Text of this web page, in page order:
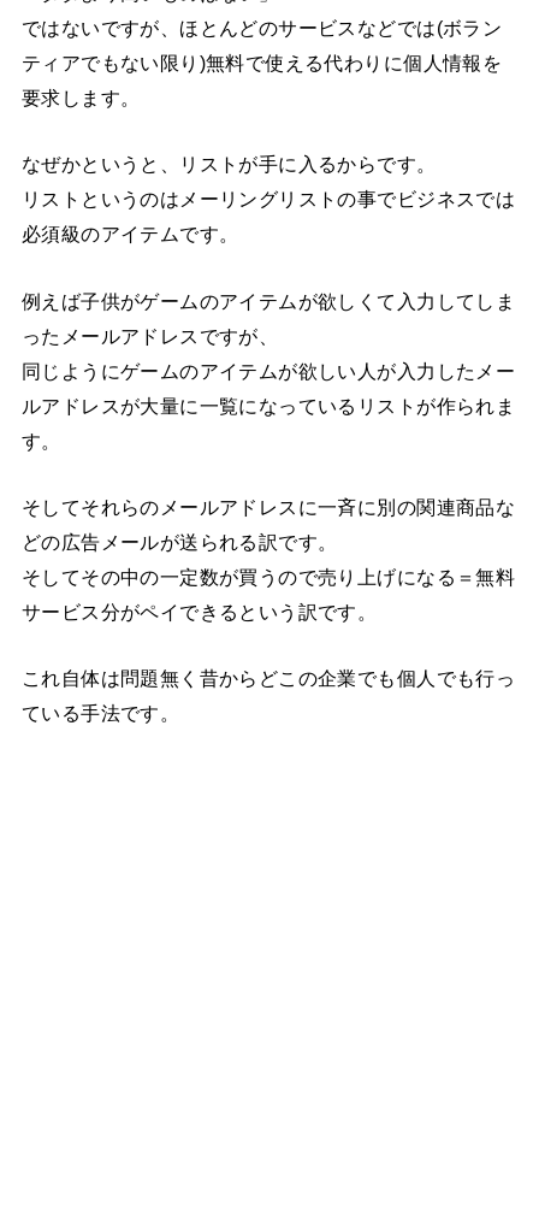
ではないですが、ほとんどのサービスなどでは(ボラン
ティアでもない限り)無料で使える代わりに個人情報を
要求します。
なぜかというと、リストが手に入るからです。
リストというのはメーリングリストの事でビジネスでは
必須級のアイテムです。
例えば子供がゲームのアイテムが欲しくて入力してしま
ったメールアドレスですが、
同じようにゲームのアイテムが欲しい人が入力したメー
ルアドレスが大量に一覧になっているリストが作られま
す。
そしてそれらのメールアドレスに一斉に別の関連商品な
どの広告メールが送られる訳です。
そしてその中の一定数が買うので売り上げになる＝無料
サービス分がペイできるという訳です。
これ自体は問題無く昔からどこの企業でも個人でも行っ
ている手法です。